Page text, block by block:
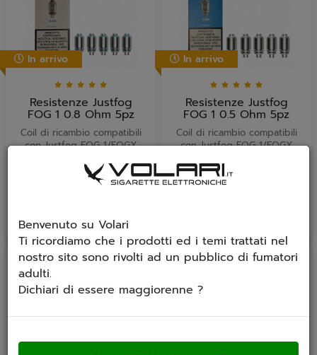
In arrivo
Resistenze Justfog
FOG 1 0.8 Ohm 5pz
Coil di ricambio compatibili
con Justfog FOG 1/FOGX
€ 14,90
In arrivo
Resistenze Justfog
FOG 1 0.5 Ohm 5pz
Coil di ricambio compatibili
con Justfog FOG 1/FOGX
€ 9,90
Benvenuto su Volari
Ti ricordiamo che i prodotti ed i temi trattati nel
nostro sito sono rivolti ad un pubblico di fumatori
adulti.
Dichiari di essere maggiorenne ?